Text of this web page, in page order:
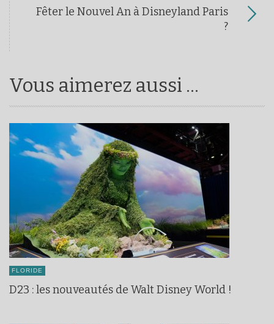
Fêter le Nouvel An à Disneyland Paris
?
Vous aimerez aussi ...
FLORIDE
D23 : les nouveautés de Walt Disney World !